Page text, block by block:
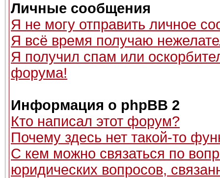
Личные сообщения
Я не могу отправить личное
Я всё время получаю
Я получил спам или
форума!
Информация о phpBB 2
Кто написал этот форум?
Почему здесь нет такой-то
С кем можно связаться по
юридических вопросов,